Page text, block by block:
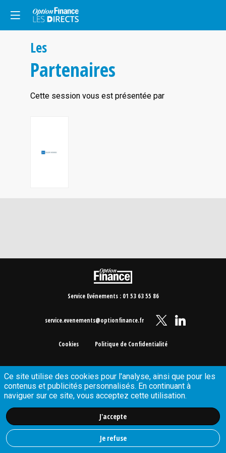
Les
Partenaires
Cette session vous est présentée par
Service Evénements : 01 53 63 55 86
service.evenements@optionfinance.fr
Cookies Politique de Confidentialité
Ce site utilise des cookies pour l'analyse, ainsi que pour les
contenus et publicités personnalisés. En continuant à
naviguer sur ce site, vous acceptez cette utilisation.
J'accepte
Je refuse